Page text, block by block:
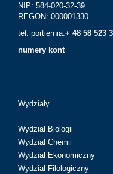
NIP: 584-020-32-39
REGON: 000001330
tel. portiernia:+ 48 58 523
numery kont
Wydziały
Wydział Biologii
Wydział Chemii
Wydział Ekonomiczny
Wydział Filologiczny